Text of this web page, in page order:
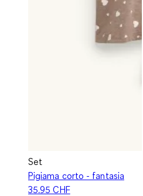
Set
Pigiama corto - fantasia
35.95 CHF